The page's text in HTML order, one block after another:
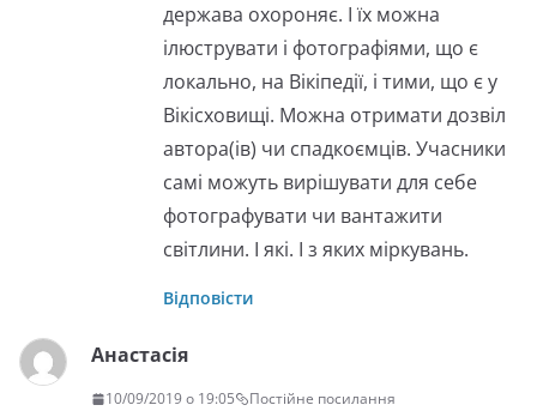
держава охороняє. І їх можна
ілюструвати і фотографіями, що є
локально, на Вікіпедії, і тими, що є у
Вікісховищі. Можна отримати дозвіл
автора(ів) чи спадкоємців. Учасники
самі можуть вирішувати для себе
фотографувати чи вантажити
світлини. І які. І з яких міркувань.
Відповісти
Анастасія
10/09/2019 о 19:05 Постійне посилання